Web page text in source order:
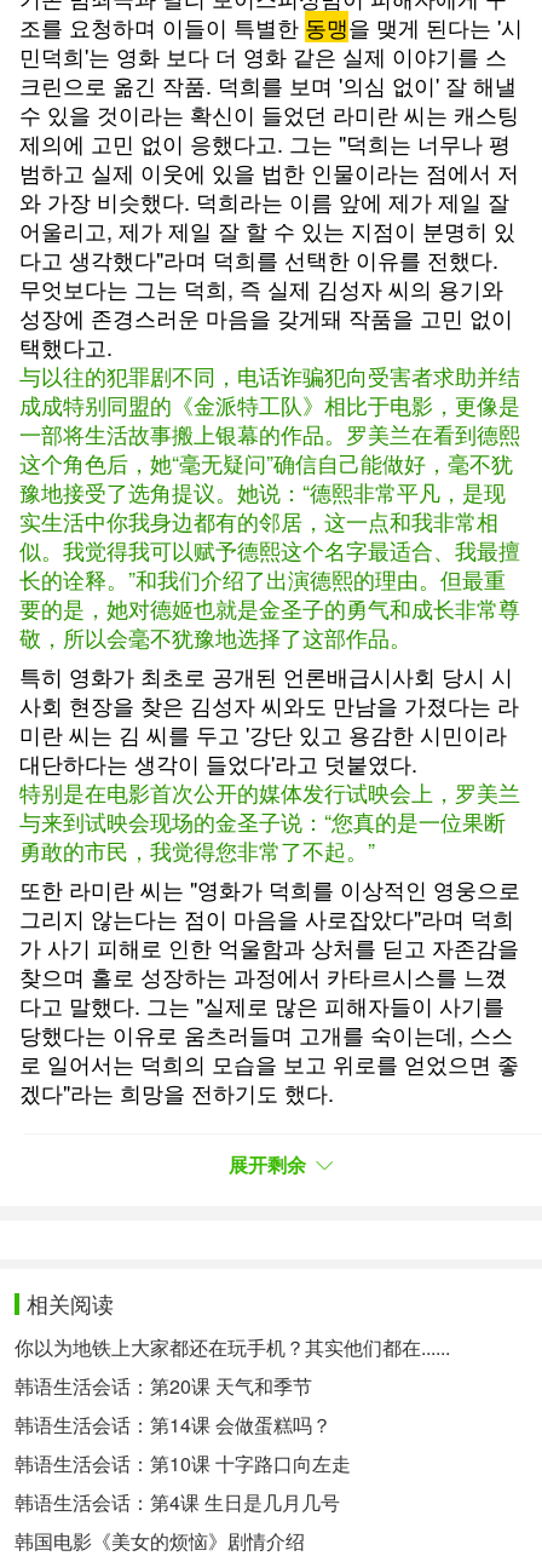
조를 요청하며 이들이 특별한 동맹을 맺게 된다는 '시
민덕희'는 영화 보다 더 영화 같은 실제 이야기를 스
크린으로 옮긴 작품. 덕희를 보며 '의심 없이' 잘 해낼
수 있을 것이라는 확신이 들었던 라미란 씨는 캐스팅
제의에 고민 없이 응했다고. 그는 "덕희는 너무나 평
범하고 실제 이웃에 있을 법한 인물이라는 점에서 저
와 가장 비슷했다. 덕희라는 이름 앞에 제가 제일 잘
어울리고, 제가 제일 잘 할 수 있는 지점이 분명히 있
다고 생각했다"라며 덕희를 선택한 이유를 전했다.
무엇보다는 그는 덕희, 즉 실제 김성자 씨의 용기와
성장에 존경스러운 마음을 갖게돼 작품을 고민 없이
택했다고.
与以往的犯罪剧不同，电话诈骗犯向受害者求助并结
成成特别同盟的《金派特工队》相比于电影，更像是
一部将生活故事搬上银幕的作品。罗美兰在看到德熙
这个角色后，她“毫无疑问”确信自己能做好，毫不犹
豫地接受了选角提议。她说：“德熙非常平凡，是现
实生活中你我身边都有的邻居，这一点和我非常相
似。我觉得我可以赋予德熙这个名字最适合、我最擅
长的诠释。”和我们介绍了出演德熙的理由。但最重
要的是，她对德姬也就是金圣子的勇气和成长非常尊
敬，所以会毫不犹豫地选择了这部作品。
특히 영화가 최초로 공개된 언론배급시사회 당시 시
사회 현장을 찾은 김성자 씨와도 만남을 가졌다는 라
미란 씨는 김 씨를 두고 '강단 있고 용감한 시민이라
대단하다는 생각이 들었다'라고 덧붙였다.
特别是在电影首次公开的媒体发行试映会上，罗美兰
与来到试映会现场的金圣子说：“您真的是一位果断
勇敢的市民，我觉得您非常了不起。”
또한 라미란 씨는 "영화가 덕희를 이상적인 영웅으로
그리지 않는다는 점이 마음을 사로잡았다"라며 덕희
가 사기 피해로 인한 억울함과 상처를 딛고 자존감을
찾으며 홀로 성장하는 과정에서 카타르시스를 느꼈
다고 말했다. 그는 "실제로 많은 피해자들이 사기를
당했다는 이유로 움츠러들며 고개를 숙이는데, 스스
로 일어서는 덕희의 모습을 보고 위로를 얻었으면 좋
겠다"라는 희망을 전하기도 했다.
英雄，这一点抓住了我的心。德熙克服了受骗的委屈
和伤痛，找回了自尊，并在独自成长的过程中重获新
이번 작품은 언뜻 코미디처럼 보이지만, 라미란 씨의
설명대로 덕희의 성장극에 가깝다. 때문에 덕희가 사
기를 당하고, 사건을 직접 파헤치며 그 중심으로 향
하는 과정에서 라미란 씨의 활약은 여느 때보다 더욱
돋보인다. 특히 누구보다 자연스럽게 배역에 녹아든
그의 모습은 캐릭터에 현실감과 입체감을 더하며, 관
객의 몰입을 돕는다.
这部作品乍一看像是喜剧，但正如罗美兰所说，更接
近于德熙的成长剧。因此在德熙被骗后亲自调查事件
展开剩余
相关阅读
你以为地铁上大家都还在玩手机？其实他们都在......
韩语生活会话：第20课 天气和季节
韩语生活会话：第14课 会做蛋糕吗？
韩语生活会话：第10课 十字路口向左走
韩语生活会话：第4课 生日是几月几号
韩国电影《美女的烦恼》剧情介绍